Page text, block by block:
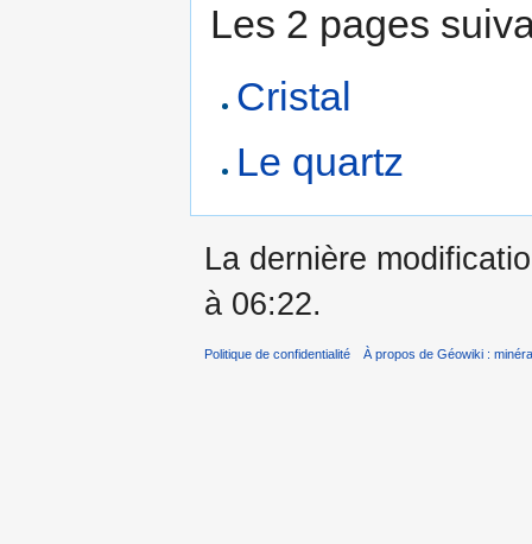
Les 2 pages
Cristal
Le quartz
La dernière
à 06:22.
Politique de confidentialité À propos de Géowiki :